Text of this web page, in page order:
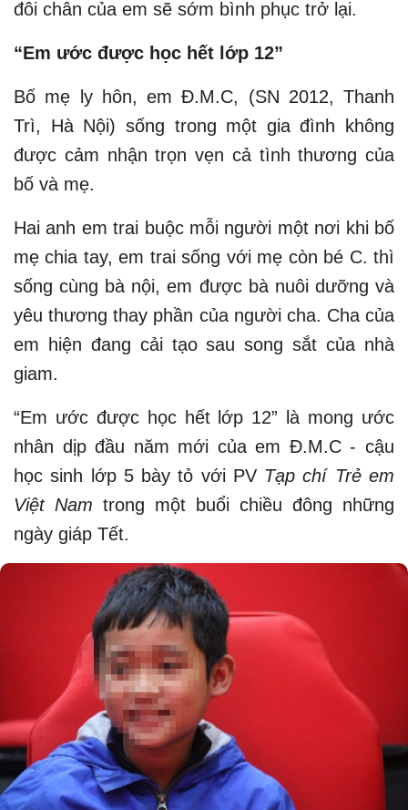
đôi chân của em sẽ sớm bình phục trở lại.
“Em ước được học hết lớp 12”
Bố mẹ ly hôn, em Đ.M.C, (SN 2012, Thanh
Trì, Hà Nội) sống trong một gia đình không
được cảm nhận trọn vẹn cả tình thương của
bố và mẹ.
Hai anh em trai buộc mỗi người một nơi khi bố
mẹ chia tay, em trai sống với mẹ còn bé C. thì
sống cùng bà nội, em được bà nuôi dưỡng và
yêu thương thay phần của người cha. Cha của
em hiện đang cải tạo sau song sắt của nhà
giam.
“Em ước được học hết lớp 12” là mong ước
nhân dịp đầu năm mới của em Đ.M.C - cậu
học sinh lớp 5 bày tỏ với PV Tạp chí Trẻ em
Việt Nam trong một buổi chiều đông những
ngày giáp Tết.